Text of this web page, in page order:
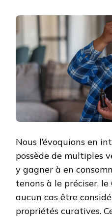
Nous l’évoquions en
possède de multiples
y gagner à en
tenons à le préciser, le
aucun cas être
propriétés curatives.